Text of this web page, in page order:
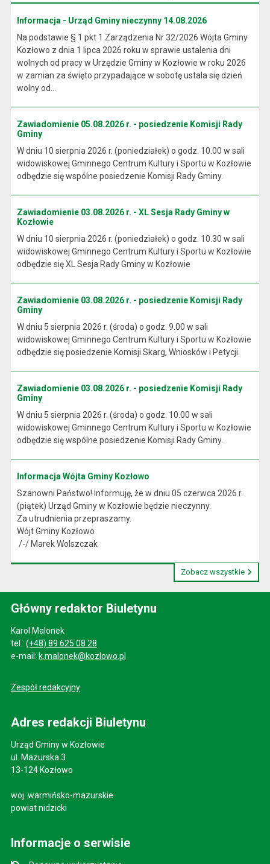
Informacja - Urząd Gminy nieczynny 14.08.2026
Na podstawie § 1 pkt 1 Zarządzenia Nr 32/2026 Wójta Gminy
Kozłowo z dnia 1 lipca 2026 roku w sprawie ustalenia dni
wolnych od pracy w Urzędzie Gminy w Kozłowie w roku 2026
w zamian za święto przypadające w sobotę ustala się dzień
wolny od...
Zawiadomienie 05.08.2026 r. - posiedzenie Komisji Rady
Gminy
W dniu 10 sierpnia 2026 r. (poniedziałek) o godz. 10.00 w sali
widowiskowej Gminnego Centrum Kultury i Sportu w Kozłowie
odbędzie się wspólne posiedzenie Komisji Rady Gminy.
Zawiadomienie 03.08.2026 r. - XL Sesja Rady Gminy w
Kozłowie
W dniu 10 sierpnia 2026 r. (poniedziałek) o godz. 10.30 w sali
widowiskowej Gminnego Centrum Kultury i Sportu w Kozłowie
odbędzie się XL Sesja Rady Gminy w Kozłowie
Zawiadomienie 03.08.2026 r. - posiedzenie Komisji Rady
Gminy
W dniu 5 sierpnia 2026 r. (środa) o godz. 9.00 w sali
widowiskowej Gminnego Centrum Kultury i Sportu w Kozłowie
odbędzie się posiedzenie Komisji Skarg, Wniosków i Petycji.
Zawiadomienie 03.08.2026 r. - posiedzenie Komisji Rady
Gminy
W dniu 5 sierpnia 2026 r. (środa) o godz. 10.00 w sali
widowiskowej Gminnego Centrum Kultury i Sportu w Kozłowie
odbędzie się wspólne posiedzenie Komisji Rady Gminy.
Informacja Wójta Gminy Kozłowo
Szanowni Państwo! Informuję, że w dniu 05 czerwca 2026 r.
(piątek) Urząd Gminy w Kozłowie będzie nieczynny.
Za utrudnienia przepraszamy.
Wójt Gminy Kozłowo
/-/ Marek Wolszczak
Zobacz wszystkie
Główny redaktor Biuletynu
Karol Malonek
tel.: (+48) 89 625 08 28
e-mail: k.malonek@kozlowo.pl
Zespół redakcyjny
Adres redakcji Biuletynu
Urząd Gminy w Kozłowie
ul. Mazurska 3
13-124 Kozłowo
woj. warmińsko-mazurskie
powiat nidzicki
Informacje o serwisie